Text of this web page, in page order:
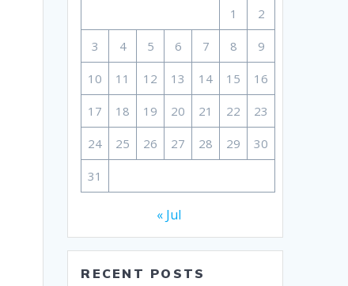
1 2
3 4 5 6 7 8 9
10 11 12 13 14 15 16
17 18 19 20 21 22 23
24 25 26 27 28 29 30
31
« Jul
RECENT POSTS